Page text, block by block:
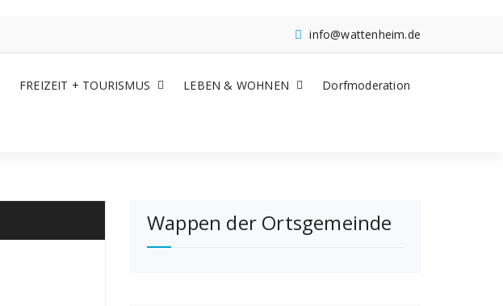
info@wattenheim.de
FREIZEIT + TOURISMUS LEBEN & WOHNEN Dorfmoderation
Wappen der Ortsgemeinde